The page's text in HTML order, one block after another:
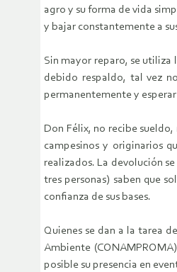
agro y su forma de vida
y bajar constantemente a
Sin mayor reparo, se utiliza
debido respaldo, tal vez
permanentemente y esperar
Don Félix, no recibe
campesinos y originarios
realizados. La devolución
tres personas) saben que
confianza de sus bases.
Quienes se dan a la tarea
Ambiente
posible su presencia en